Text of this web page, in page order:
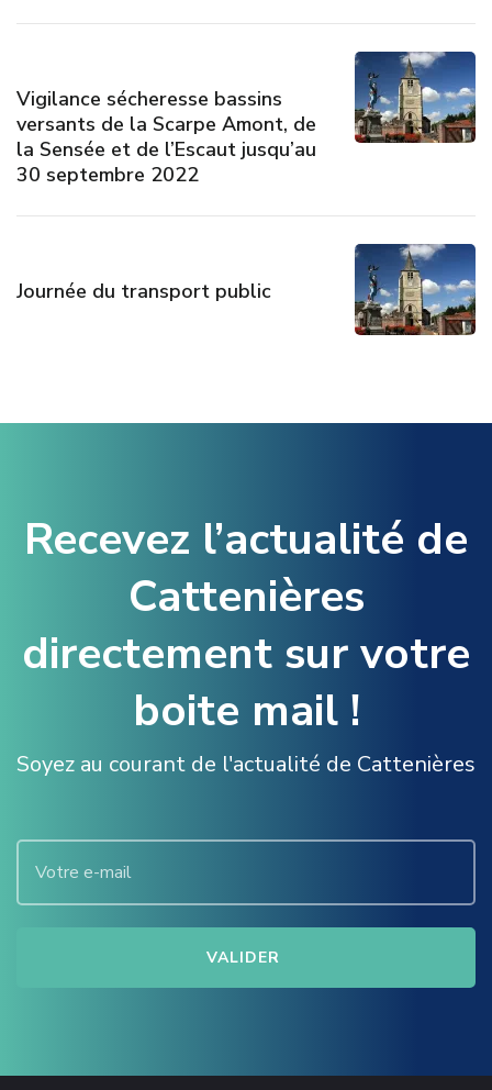
Vigilance sécheresse bassins
versants de la Scarpe Amont, de
la Sensée et de l’Escaut jusqu’au
30 septembre 2022
Journée du transport public
Recevez l’actualité de
Cattenières
directement sur votre
boite mail !
Soyez au courant de l'actualité de Cattenières